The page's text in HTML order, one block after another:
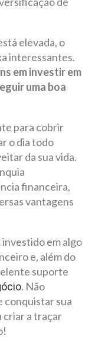
elevada, o
interessantes.
em investir em
uma boa
para cobrir
o dia todo
da sua vida.
financeira,
vantagens
investido em algo
e, além do
suporte
. Não
conquistar sua
criar a traçar